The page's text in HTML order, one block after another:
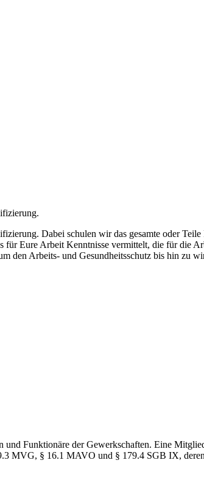
Dabei schulen wir das gesamte oder
Eure Arbeit Kenntnisse vermittelt, die für die
den Arbeits- und Gesundheitsschutz bis hin zu
Funktionäre der Gewerkschaften. Eine
MVG, § 16.1 MAVO und § 179.4 SGB IX,